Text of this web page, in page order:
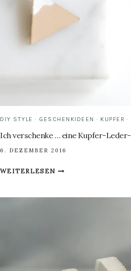
DIY STYLE · GESCHENKIDEEN · KUPFER ·
Ich verschenke … eine Kupfer-
6. DEZEMBER 2016
WEITERLESENICH